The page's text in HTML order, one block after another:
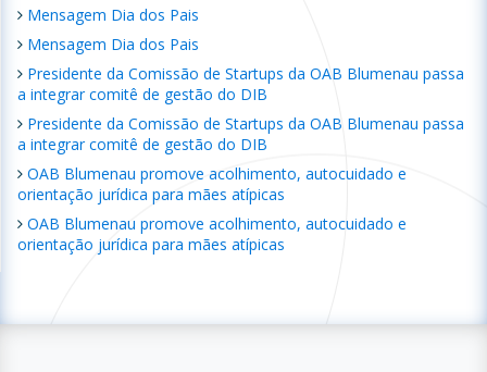
Mensagem Dia dos Pais
Mensagem Dia dos Pais
Presidente da Comissão de Startups da OAB Blumenau passa
a integrar comitê de gestão do DIB
Presidente da Comissão de Startups da OAB Blumenau passa
a integrar comitê de gestão do DIB
OAB Blumenau promove acolhimento, autocuidado e
orientação jurídica para mães atípicas
OAB Blumenau promove acolhimento, autocuidado e
orientação jurídica para mães atípicas